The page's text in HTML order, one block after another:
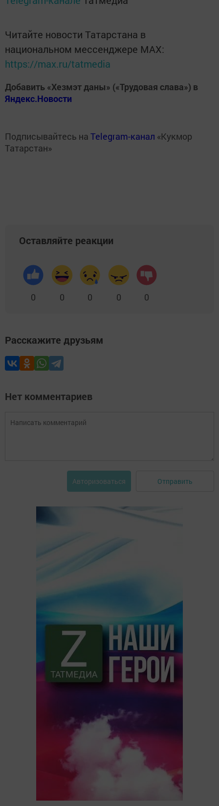
Читайте новости Татарстана в
национальном мессенджере MАХ:
https://max.ru/tatmedia
Добавить «Хезмэт даны» («Трудовая слава») в
Яндекс.Новости
Подписывайтесь на Telegram-канал «Кукмор
Татарстан»
Оставляйте реакции
0 0 0 0 0
Расскажите друзьям
Нет комментариев
Авторизоваться Отправить